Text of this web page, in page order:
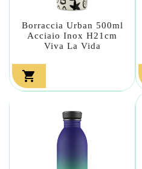
Borraccia Urban 500ml
Acciaio Inox H21cm
Viva La Vida
